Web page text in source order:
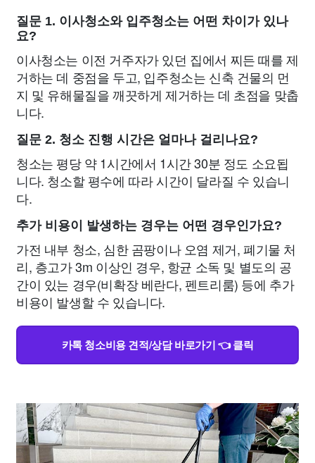
질문 1. 이사청소와 입주청소는 어떤 차이가 있나
요?
이사청소는 이전 거주자가 있던 집에서 찌든 때를 제
거하는 데 중점을 두고, 입주청소는 신축 건물의 먼
지 및 유해물질을 깨끗하게 제거하는 데 초점을 맞춥
니다.
질문 2. 청소 진행 시간은 얼마나 걸리나요?
청소는 평당 약 1시간에서 1시간 30분 정도 소요됩
니다. 청소할 평수에 따라 시간이 달라질 수 있습니
다.
추가 비용이 발생하는 경우는 어떤 경우인가요?
가전 내부 청소, 심한 곰팡이나 오염 제거, 폐기물 처
리, 층고가 3m 이상인 경우, 항균 소독 및 별도의 공
간이 있는 경우(비확장 베란다, 펜트리룸) 등에 추가
비용이 발생할 수 있습니다.
카톡 청소비용 견적/상담 바로가기 👈 클릭